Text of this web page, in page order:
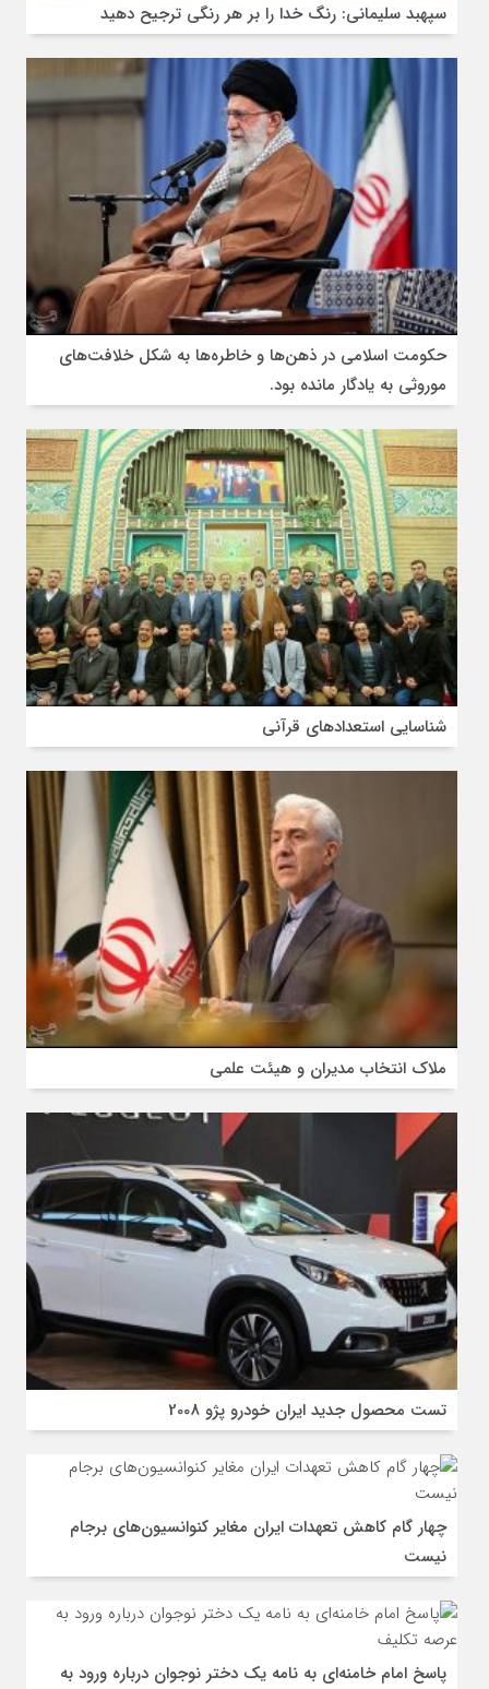
سپهبد سلیمانی: رنگ خدا را بر هر رنگی ترجیح دهید
حکومت اسلامی در ذهن‌ها و خاطره‌ها به شکل خلافت‌های
موروثی به یادگار مانده بود.
شناسایی استعدادهای قرآنی
ملاک انتخاب مدیران و هیئت علمی
تست محصول جدید ایران خودرو پژو 2008
چهار گام کاهش تعهدات ایران مغایر کنوانسیون‌های برجام
نیست
پاسخ امام خامنه‌ای به نامه یک دختر نوجوان درباره ورود به